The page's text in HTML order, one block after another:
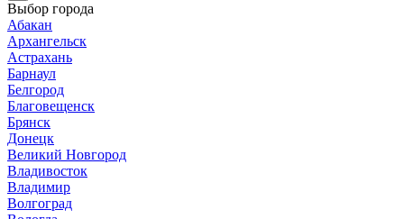
Выбор города
Абакан
Архангельск
Астрахань
Барнаул
Белгород
Благовещенск
Брянск
Донецк
Великий Новгород
Владивосток
Владимир
Волгоград